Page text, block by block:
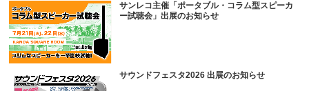
サンレコ主催「ポータブル・コラム型スピーカ
ー試聴会」出展のお知らせ
サウンドフェスタ2026 出展のお知らせ